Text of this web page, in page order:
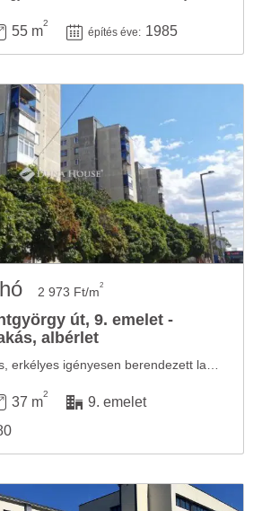
55 m
2
építés éve: 1985
2 973 Ft/m2
út, 9. emelet -
albérlet
37 m
2
9. emelet